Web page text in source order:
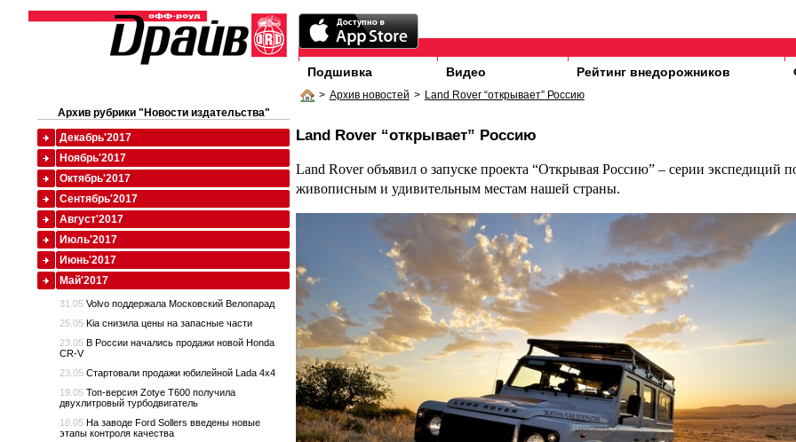
Подшивка Видео Рейтинг внедорожников
> Архив новостей > Land Rover “открывает” Россию
Land Rover “открывает” Россию
Land Rover объявил о запуске проекта “Открывая Россию” – серии экспедиций
живописным и удивительным местам нашей страны.
Архив рубрики "Новости издательства"
Декабрь'2017
Ноябрь'2017
Октябрь'2017
Сентябрь'2017
Август'2017
Июль'2017
Июнь'2017
Май'2017
31.05 Volvo поддержала Московский Велопарад
25.05 Kia снизила цены на запасные части
23.05 В России начались продажи новой Honda
CR-V
23.05 Стартовали продажи юбилейной Lada 4x4
19.05 Топ-версия Zotye T600 получила
двухлитровый турбодвигатель
18.05 На заводе Ford Sollers введены новые
этапы контроля качества